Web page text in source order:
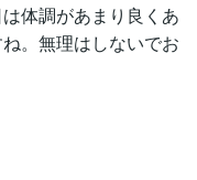
体調があまり良くあ
。無理はしないでお